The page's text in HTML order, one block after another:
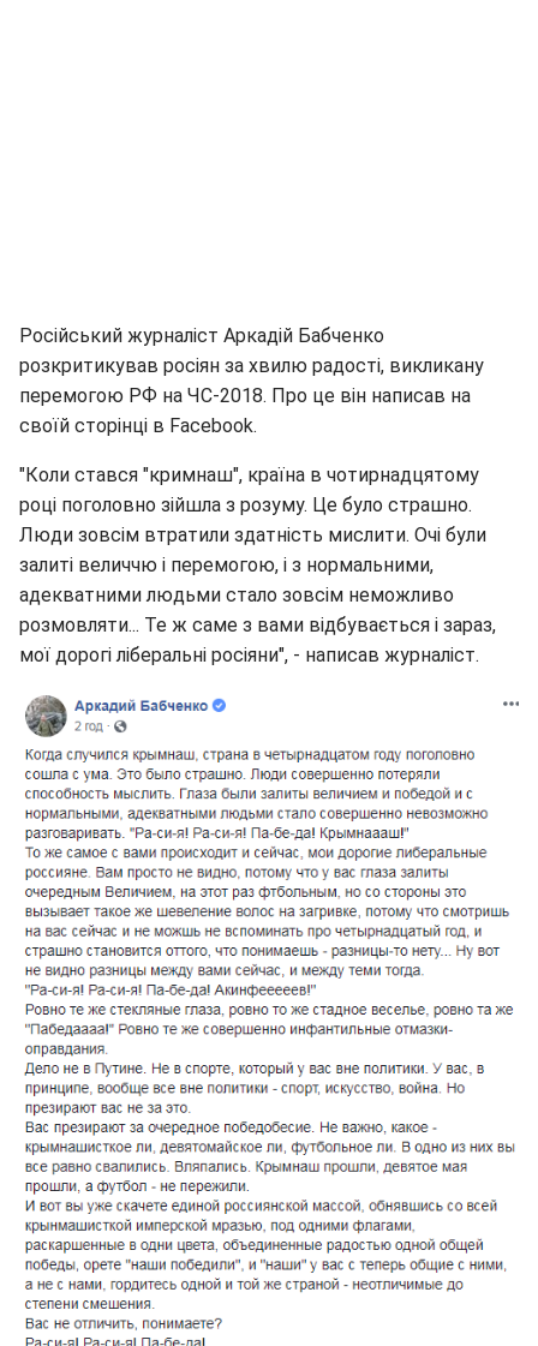
Російський журналіст Аркадій Бабченко
розкритикував росіян за хвилю радості, викликану
перемогою РФ на ЧС-2018. Про це він написав на
своїй сторінці в Facebook.
"Коли стався "кримнаш", країна в чотирнадцятому
році поголовно зійшла з розуму. Це було страшно.
Люди зовсім втратили здатність мислити. Очі були
залиті величчю і перемогою, і з нормальними,
адекватними людьми стало зовсім неможливо
розмовляти... Те ж саме з вами відбувається і зараз,
мої дорогі ліберальні росіяни", - написав журналіст.